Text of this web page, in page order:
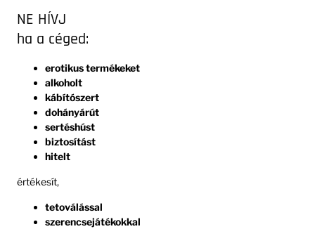
NE HÍVJ
ha a céged:
erotikus termékeket
alkoholt
kábítószert
dohányárút
sertéshúst
biztosítást
hitelt
értékesít,
tetoválással
szerencsejátékokkal